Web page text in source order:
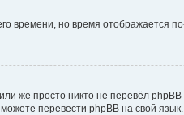
времени, но время
же просто никто не перевёл
можете перевести phpBB на свой